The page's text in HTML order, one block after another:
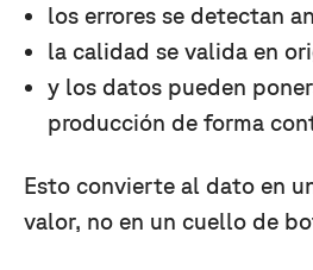
los errores se detectan
la calidad se valida en
y los datos pueden
producción de forma
Esto convierte al dato en
valor, no en un cuello de